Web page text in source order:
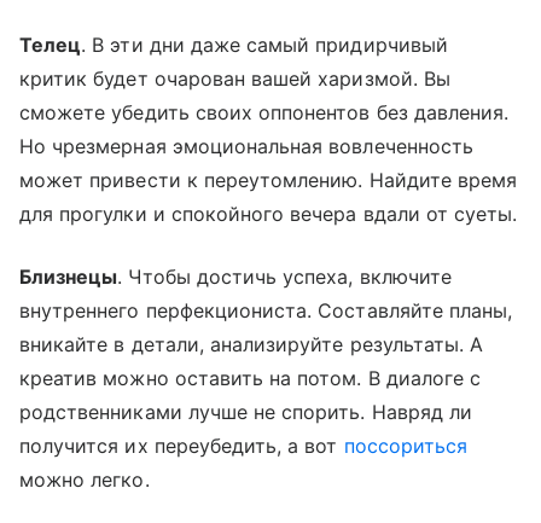
Телец. В эти дни даже самый придирчивый
критик будет очарован вашей харизмой. Вы
сможете убедить своих оппонентов без давления.
Но чрезмерная эмоциональная вовлеченность
может привести к переутомлению. Найдите время
для прогулки и спокойного вечера вдали от суеты.
Близнецы. Чтобы достичь успеха, включите
внутреннего перфекциониста. Составляйте планы,
вникайте в детали, анализируйте результаты. А
креатив можно оставить на потом. В диалоге с
родственниками лучше не спорить. Навряд ли
получится их переубедить, а вот поссориться
можно легко.